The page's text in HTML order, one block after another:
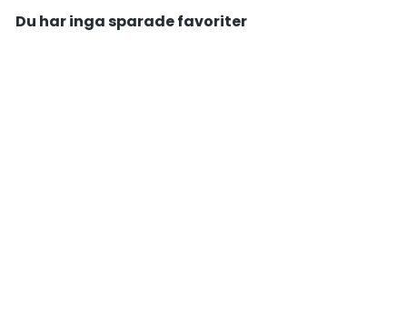
Du har inga sparade favoriter